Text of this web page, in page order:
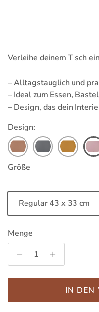
Verleihe deinem Tisch
– Alltagstauglich und
– Ideal zum Essen,
– Design, das dein
Design:
Größe
Regular 43 x 33 cm
Menge
IN DEN